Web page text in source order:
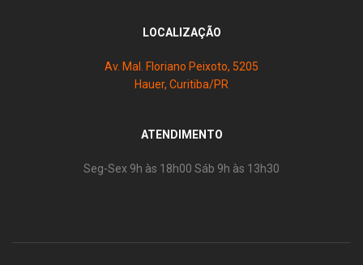
LOCALIZAÇÃO
Av. Mal. Floriano Peixoto, 5205
Hauer, Curitiba/PR
ATENDIMENTO
Seg-Sex 9h às 18h00 Sáb 9h às 13h30